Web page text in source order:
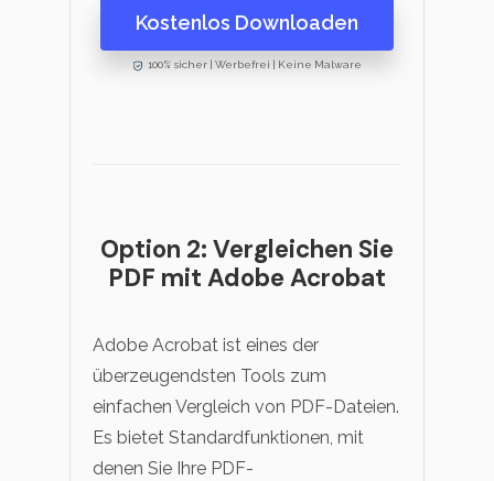
Kostenlos Downloaden
100% sicher | Werbefrei | Keine Malware
Option 2: Vergleichen Sie
PDF mit Adobe Acrobat
Adobe Acrobat ist eines der
überzeugendsten Tools zum
einfachen Vergleich von PDF-Dateien.
Es bietet Standardfunktionen, mit
denen Sie Ihre PDF-